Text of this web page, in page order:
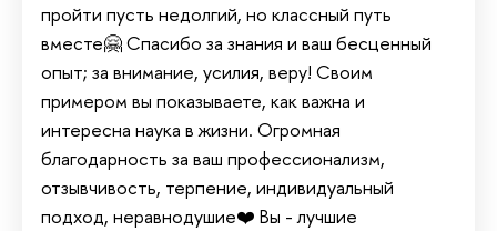
пройти пусть недолгий, но классный путь
вместе🤗 Спасибо за знания и ваш бесценный
опыт; за внимание, усилия, веру! Своим
примером вы показываете, как важна и
интересна наука в жизни. Огромная
благодарность за ваш профессионализм,
отзывчивость, терпение, индивидуальный
подход, неравнодушие❤️ Вы - лучшие